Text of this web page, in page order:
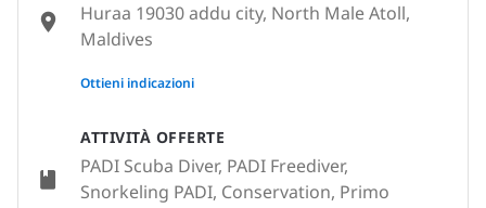
ATTIVITÀ OFFERTE
PADI Scuba Diver, PADI Freediver,
Snorkeling PADI, Conservation, Primo
Huraa 19030 addu city, North Male Atoll,
Maldives
None
Ottieni indicazioni